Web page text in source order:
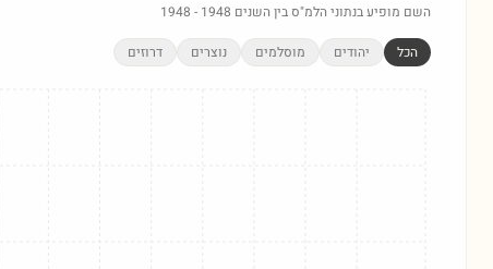
השם מופיע בנתוני הלמ"ס בין השנים 1948 - 1948
הכל יהודים מוסלמים נוצרים דרוזים